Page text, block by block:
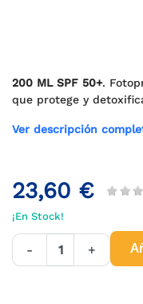
200 ML SPF 50+.
que protege y
Ver descripción
23,60 €
¡En Stock!
- +